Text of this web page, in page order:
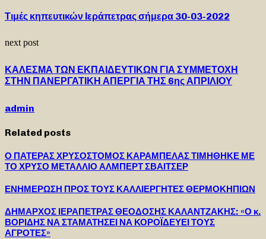
Τιμές κηπευτικών Ιεράπετρας σήμερα 30-03-2022
next post
ΚΑΛΕΣΜΑ ΤΩΝ ΕΚΠΑΙΔΕΥΤΙΚΩΝ ΓΙΑ ΣΥΜΜΕΤΟΧΗ
ΣΤΗΝ ΠΑΝΕΡΓΑΤΙΚΗ ΑΠΕΡΓΙΑ ΤΗΣ 6ης ΑΠΡΙΛΙΟΥ
admin
Related posts
Ο ΠΑΤΕΡΑΣ ΧΡΥΣΟΣΤΟΜΟΣ ΚΑΡΑΜΠΕΛΑΣ ΤΙΜΗΘΗΚΕ ΜΕ
ΤΟ ΧΡΥΣΟ ΜΕΤΑΛΛΙΟ ΑΛΜΠΕΡΤ ΣΒΑΙΤΣΕΡ
ΕΝΗΜΕΡΩΣΗ ΠΡΟΣ ΤΟΥΣ ΚΑΛΛΙΕΡΓΗΤΕΣ ΘΕΡΜΟΚΗΠΙΩΝ
ΔΗΜΑΡΧΟΣ ΙΕΡΑΠΕΤΡΑΣ ΘΕΟΔΟΣΗΣ ΚΑΛΑΝΤΖΑΚΗΣ: «Ο κ.
ΒΟΡΙΔΗΣ ΝΑ ΣΤΑΜΑΤΗΣΕΙ ΝΑ ΚΟΡΟΪΔΕΥΕΙ ΤΟΥΣ
ΑΓΡΟΤΕΣ»